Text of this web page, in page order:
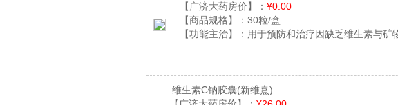
【广济大药房价】： ¥0.00
【商品规格】： 30粒/盒
【功能主治】： 用于预防和治疗因缺乏维生素与矿
维生素C钠胶囊(新维熹)